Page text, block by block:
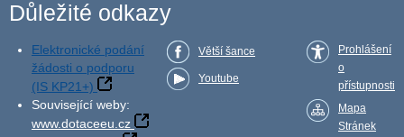
Důležité odkazy
Elektronické podání
žádosti o podporu
(IS KP21+)
Související weby:
www.dotaceeu.cz
Větší šance
Youtube
Prohlášení
o
přístupnosti
Mapa
Stránek